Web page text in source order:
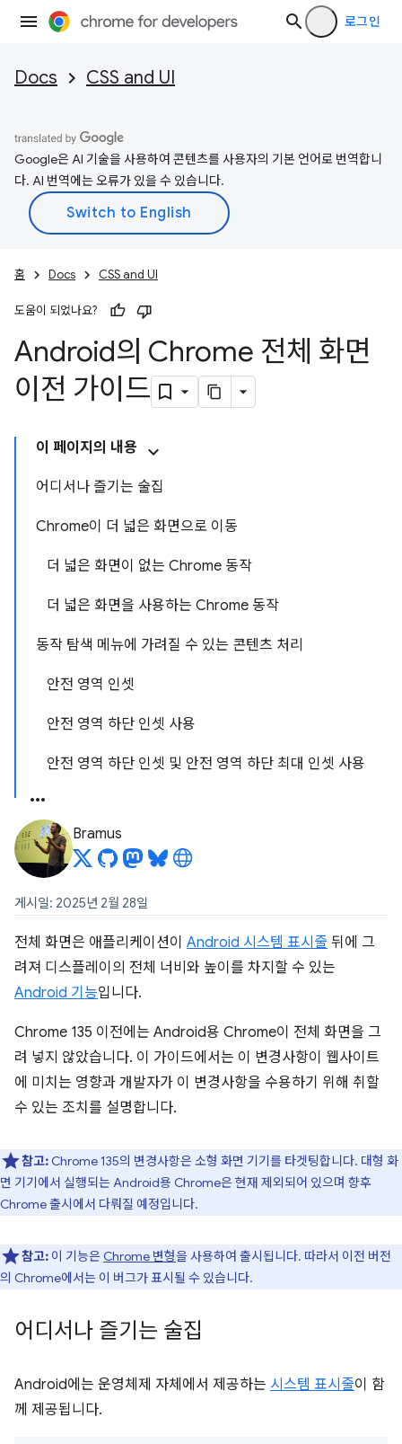
로그인
Docs CSS and UI
Google은 AI 기술을 사용하여 콘텐츠를 사용자의 기본 언어로 번역합니
다. AI 번역에는 오류가 있을 수 있습니다.
홈 Docs CSS and UI
도움이 되었나요?
Android의 Chrome 전체 화면
이전 가이드
이 페이지의 내용
어디서나 즐기는 술집
Chrome이 더 넓은 화면으로 이동
더 넓은 화면이 없는 Chrome 동작
더 넓은 화면을 사용하는 Chrome 동작
동작 탐색 메뉴에 가려질 수 있는 콘텐츠 처리
안전 영역 인셋
안전 영역 하단 인셋 사용
안전 영역 하단 인셋 및 안전 영역 하단 최대 인셋 사용
Bramus
게시일: 2025년 2월 28일
전체 화면은 애플리케이션이 Android 시스템 표시줄 뒤에 그
려져 디스플레이의 전체 너비와 높이를 차지할 수 있는
Android 기능입니다.
Chrome 135 이전에는 Android용 Chrome이 전체 화면을 그
려 넣지 않았습니다. 이 가이드에서는 이 변경사항이 웹사이트
에 미치는 영향과 개발자가 이 변경사항을 수용하기 위해 취할
수 있는 조치를 설명합니다.
참고: Chrome 135의 변경사항은 소형 화면 기기를 타겟팅합니다. 대형 화
면 기기에서 실행되는 Android용 Chrome은 현재 제외되어 있으며 향후
Chrome 출시에서 다뤄질 예정입니다.
참고: 이 기능은 Chrome 변형을 사용하여 출시됩니다. 따라서 이전 버전
의 Chrome에서는 이 버그가 표시될 수 있습니다.
어디서나 즐기는 술집
Android에는 운영체제 자체에서 제공하는 시스템 표시줄이 함
께 제공됩니다.